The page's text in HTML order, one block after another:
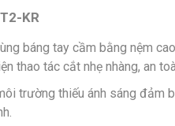
KR
báng tay cầm bằng nệm
thao tác cắt nhẹ nhàng, an
trường thiếu ánh sáng